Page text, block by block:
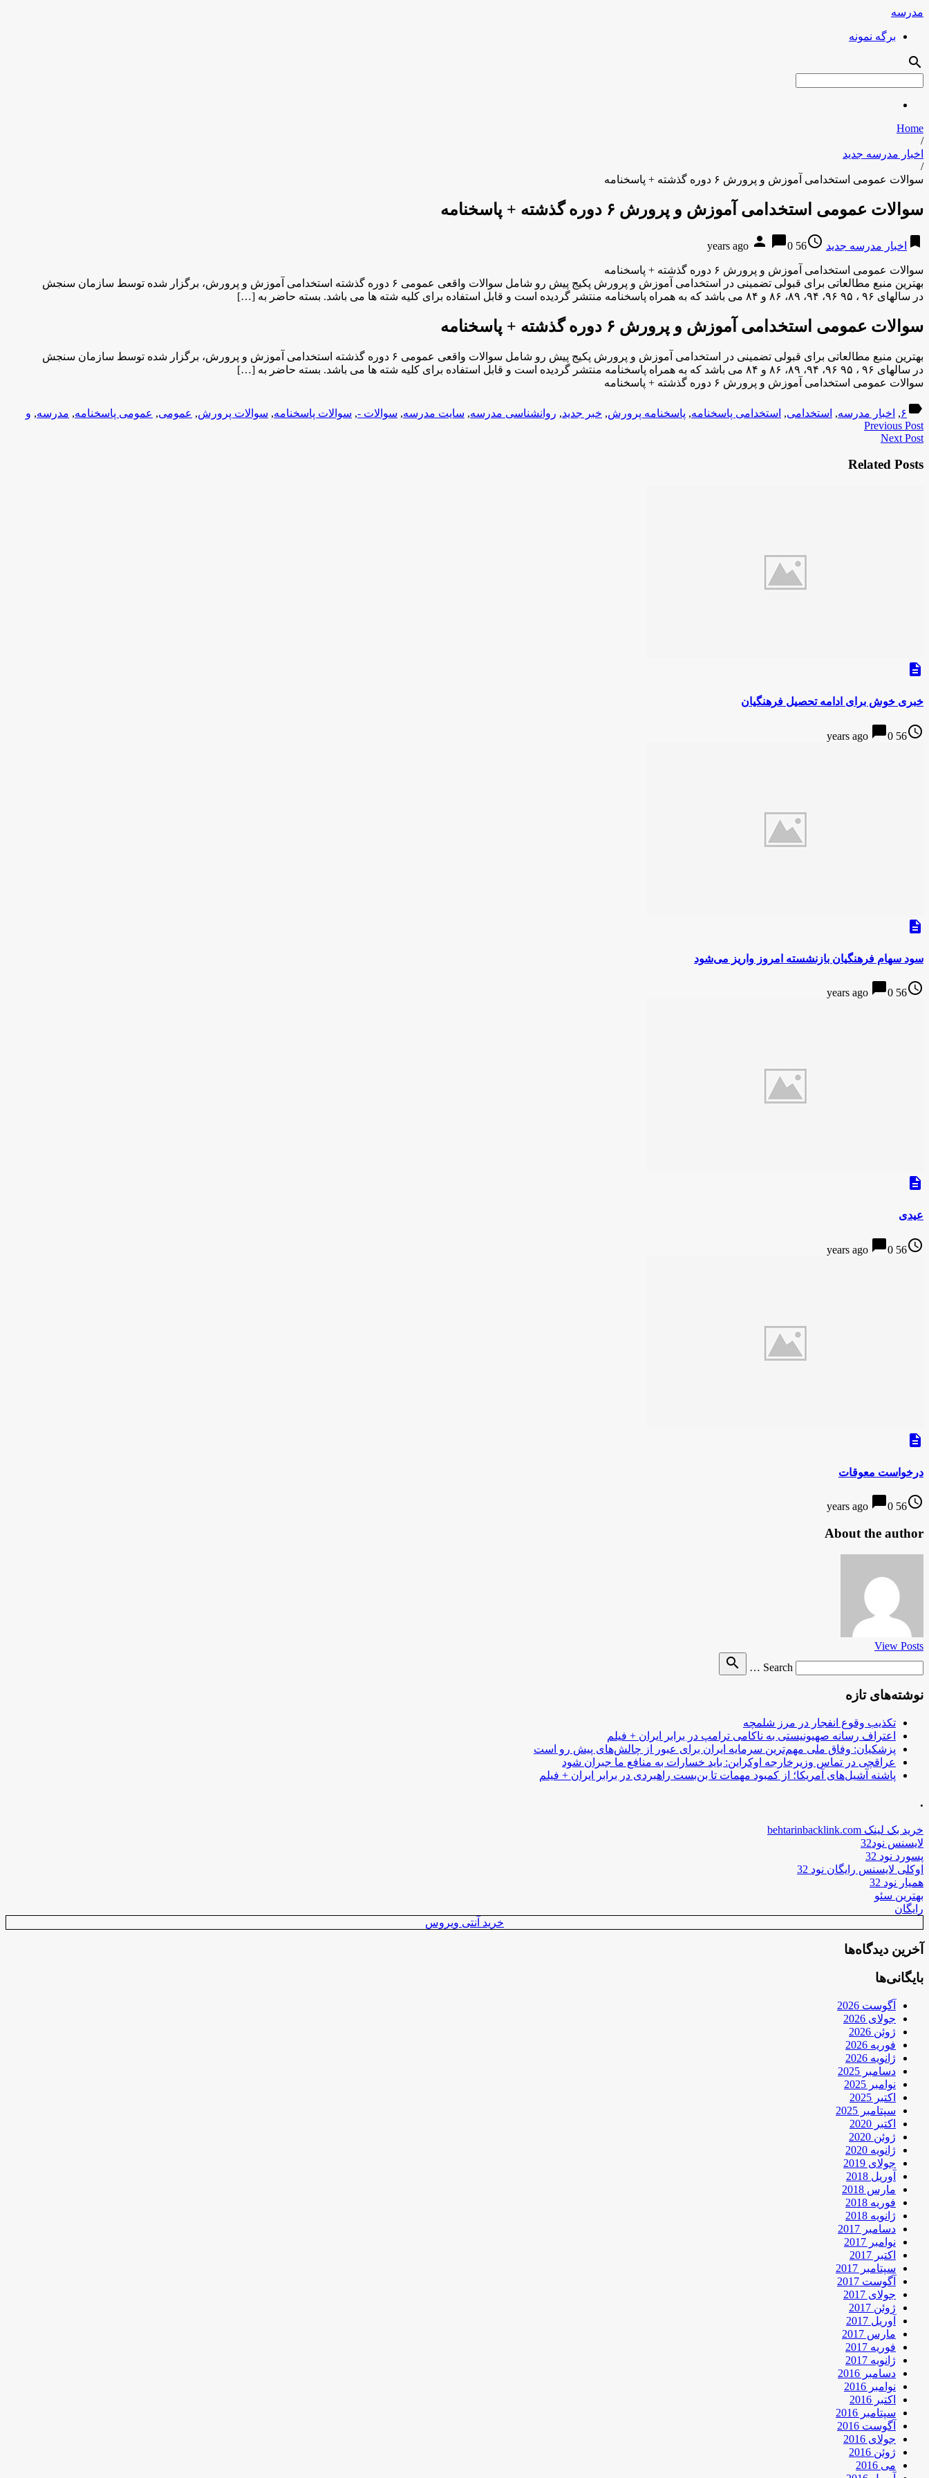
مدرسه
برگه نمونه
search
Home
/
اخبار مدرسه جدید
/
سوالات عمومی استخدامی آموزش و پرورش ۶ دوره گذشته + پاسخنامه
سوالات عمومی استخدامی آموزش و پرورش ۶ دوره گذشته + پاسخنامه
bookmark اخبار مدرسه جدید access_time
56 years ago
person chat_bubble0
سوالات عمومی استخدامی آموزش و پرورش ۶ دوره گذشته + پاسخنامه
بهترین منبع مطالعاتی برای قبولی تضمینی در استخدامی آموزش و پرورش پکیج پیش رو شامل سوالات واقعی عمومی ۶ دوره گذشته استخدامی آموزش و پرورش، برگزار شده توسط سازمان سنجش
در سالهای ۹۶ ، ۹۶ ۹۵، ۹۴، ۸۹، ۸۶ و ۸۴ می باشد که به همراه پاسخنامه منتشر گردیده است و قابل استفاده برای کلیه شته ها می باشد. بسته حاضر به […]
سوالات عمومی استخدامی آموزش و پرورش ۶ دوره گذشته + پاسخنامه
بهترین منبع مطالعاتی برای قبولی تضمینی در استخدامی آموزش و پرورش پکیج پیش رو شامل سوالات واقعی عمومی ۶ دوره گذشته استخدامی آموزش و پرورش، برگزار شده توسط سازمان سنجش
در سالهای ۹۶ ، ۹۶ ۹۵، ۹۴، ۸۹، ۸۶ و ۸۴ می باشد که به همراه پاسخنامه منتشر گردیده است و قابل استفاده برای کلیه شته ها می باشد. بسته حاضر به […]
سوالات عمومی استخدامی آموزش و پرورش ۶ دوره گذشته + پاسخنامه
label ۶, اخبار مدرسه, استخدامی, استخدامی پاسخنامه, پاسخنامه پرورش, خبر جدید, روانشناسی مدرسه, سایت مدرسه, سوالات -, سوالات پاسخنامه, سوالات پرورش, عمومی, عمومی پاسخنامه, مدرسه, و
Previous Post
Next Post
Related Posts
description
خبری خوش برای ادامه تحصیل فرهنگیان
access_time
56 years ago
chat_bubble0
description
سود سهام فرهنگیان بازنشسته امروز واریز می‌شود
access_time
56 years ago
chat_bubble0
description
عیدی
access_time
56 years ago
chat_bubble0
description
درخواست معوقات
access_time
56 years ago
chat_bubble0
About the author
View Posts
Search …
search
نوشته‌های تازه
تکذیب وقوع انفجار در مرز شلمچه
اعتراف رسانه صهیونیستی به ناکامی ترامپ در برابر ایران + فیلم
پزشکیان: وفاق ملی مهم‌ترین سرمایه ایران برای عبور از چالش‌های پیش رو است
عراقچی در تماس وزیرخارجه اوکراین: باید خسارات به منافع ما جبران شود
پاشنه آشیل‌های آمریکا؛ از کمبود مهمات تا بن‌بست راهبردی در برابر ایران + فیلم
.
خرید بک لینک behtarinbacklink.com
لایسنس نود32
پسورد نود 32
اوکلی لایسنس رایگان نود 32
همیار نود 32
بهترین سئو
رایگان
خرید آنتی ویروس
آخرین دیدگاه‌ها
بایگانی‌ها
آگوست 2026
جولای 2026
ژوئن 2026
فوریه 2026
ژانویه 2026
دسامبر 2025
نوامبر 2025
اکتبر 2025
سپتامبر 2025
اکتبر 2020
ژوئن 2020
ژانویه 2020
جولای 2019
آوریل 2018
مارس 2018
فوریه 2018
ژانویه 2018
دسامبر 2017
نوامبر 2017
اکتبر 2017
سپتامبر 2017
آگوست 2017
جولای 2017
ژوئن 2017
آوریل 2017
مارس 2017
فوریه 2017
ژانویه 2017
دسامبر 2016
نوامبر 2016
اکتبر 2016
سپتامبر 2016
آگوست 2016
جولای 2016
ژوئن 2016
می 2016